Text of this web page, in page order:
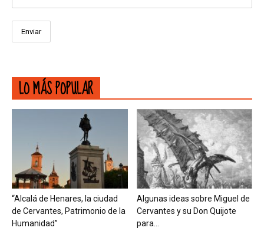
LO MÁS POPULAR
“Alcalá de Henares, la ciudad
de Cervantes, Patrimonio de la
Humanidad”
Algunas ideas sobre Miguel de
Cervantes y su Don Quijote
para...